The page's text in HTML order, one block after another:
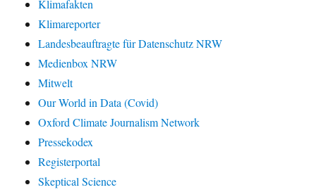
Klimafakten
Klimareporter
Landesbeauftragte für Datenschutz NRW
Medienbox NRW
Mitwelt
Our World in Data (Covid)
Oxford Climate Journalism Network
Pressekodex
Registerportal
Skeptical Science